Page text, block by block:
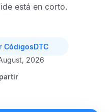
está en corto.
CódigosDTC
2026